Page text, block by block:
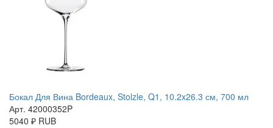
Бокал Для Вина Bordeaux, Stolzle, Q1, 10.2x26.3 см, 700 мл
Арт. 42000352P
5040 ₽ RUB